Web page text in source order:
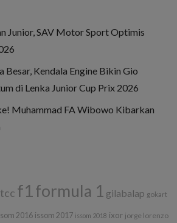
Junior, SAV Motor Sport Optimis
Besar, Kendala Engine Bikin Gio
di Lenka Junior Cup Prix 2026
Muhammad FA Wibowo Kibarkan
f1formula 1 gilabalap gokart
2016 issom 2017 issom 2018 ixor jorge lorenzo